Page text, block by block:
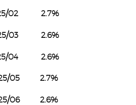
02 2.7%
03 2.6%
04 2.6%
05 2.7%
06 2.6%